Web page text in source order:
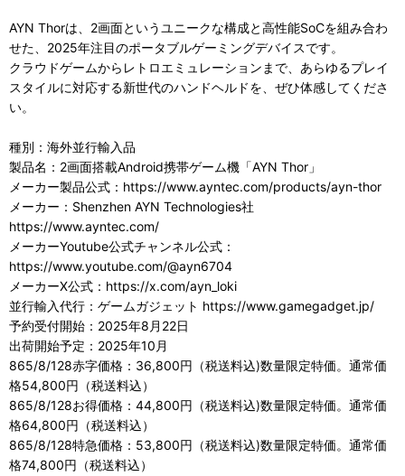
AYN Thorは、2画面というユニークな構成と高性能SoCを組み合わ
せた、2025年注目のポータブルゲーミングデバイスです。
クラウドゲームからレトロエミュレーションまで、あらゆるプレイ
スタイルに対応する新世代のハンドヘルドを、ぜひ体感してくださ
い。
種別：海外並行輸入品
製品名：2画面搭載Android携帯ゲーム機「AYN Thor」
メーカー製品公式：https://www.ayntec.com/products/ayn-thor
メーカー：Shenzhen AYN Technologies社
https://www.ayntec.com/
メーカーYoutube公式チャンネル公式：
https://www.youtube.com/@ayn6704
メーカーX公式：https://x.com/ayn_loki
並行輸入代行：ゲームガジェット https://www.gamegadget.jp/
予約受付開始：2025年8月22日
出荷開始予定：2025年10月
865/8/128赤字価格：36,800円（税送料込)数量限定特価。通常価
格54,800円（税送料込）
865/8/128お得価格：44,800円（税送料込)数量限定特価。通常価
格64,800円（税送料込）
865/8/128特急価格：53,800円（税送料込)数量限定特価。通常価
格74,800円（税送料込）